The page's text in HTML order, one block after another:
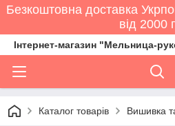
Безкоштовна доставка
від 2000
Інтернет-магазин "Мельница-
Каталог товарів Вишивка